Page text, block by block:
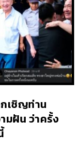
เชิญท่าน
มฝัน ว่าครั้ง